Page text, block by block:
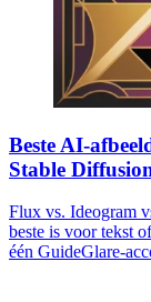
Beste AI-
Stable
Flux vs. Ideogram
beste is voor tekst
één GuideGlare-